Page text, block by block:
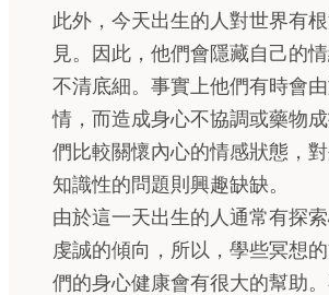
此外，今天出生的人對世界有
見。因此，他們會隱藏自己的
不清底細。事實上他們有時會
情，而造成身心不協調或藥物
們比較關懷內心的情感狀態，
知識性的問題則興趣缺缺。
由於這一天出生的人通常有探
虔誠的傾向，所以，學些冥想
們的身心健康會有很大的幫助